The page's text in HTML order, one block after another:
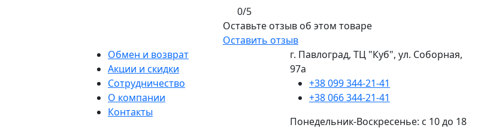
0/5
Оставьте отзыв об этом товаре
Оставить отзыв
Обмен и возврат
Акции и скидки
Сотрудничество
О компании
Контакты
г. Павлоград, ТЦ "Куб", ул. Соборная,
97а
+38 099 344-21-41
+38 066 344-21-41
Понедельник-Воскресенье: с 10 до 18